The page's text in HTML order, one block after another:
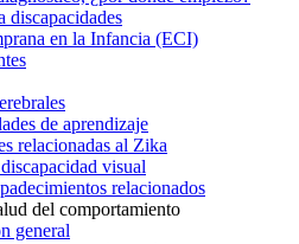
discapacidades
en la Infancia (ECI)
de aprendizaje
relacionadas al Zika
visual
relacionados
del comportamiento
general